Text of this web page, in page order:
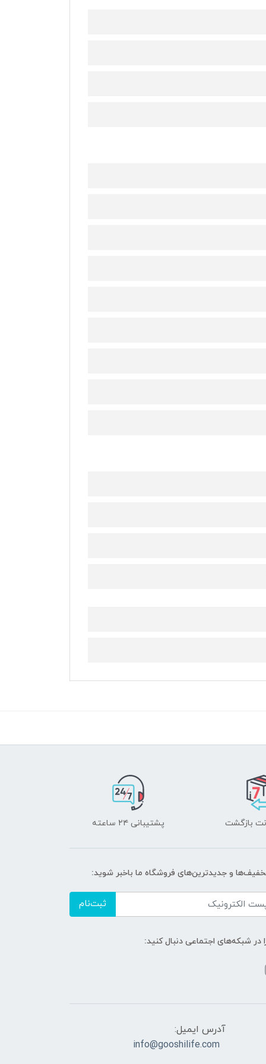
پشتیبانی ۲۴ ساعته
و جدیدترین‌های فروشگاه ما باخبر شوید:
ثبت‌نام
در شبکه‌های اجتماعی دنبال کنید:
آدرس ایمیل:
info@gooshilife.com